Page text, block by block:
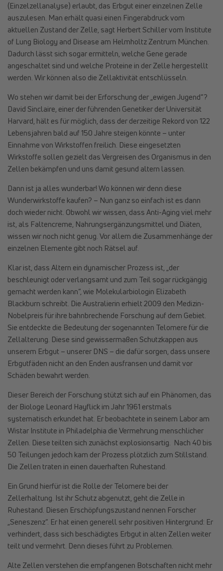
(Einzelzellanalyse) erlaubt, das Erbgut einer einzelnen Zelle
auszulesen. Man erhält quasi einen Fingerabdruck vom
aktuellen Zustand der Zelle, sagt Herbert Schiller vom Institute
of Lung Biology and Disease am Helmholtz Zentrum München.
Dadurch lässt sich sogar ermitteln, welche Gene gerade
angeschaltet sind und welche Proteine in der Zelle hergestellt
werden. Wir können also die Zellaktivität entschlüsseln.
Wo stehen wir damit bei der Erforschung der „ewigen Jugend“?
David Sinclaire, einer der führenden Genetiker der Universität
Harvard, hält es für möglich, dass der derzeitige Rekord von 122
Lebensjahren bald auf 150 Jahre steigen könnte – unter
Einnahme von Wirkstoffen freilich. Diese eingesetzten
Wirkstoffe sollen gezielt das Vergreisen des Organismus in den
Zellen bekämpfen und uns damit gesund altern lassen.
Dann ist ja alles wunderbar! Wo können wir denn diese
Wunderwirkstoffe kaufen? – Nun ganz so einfach ist es dann
doch wieder nicht. Obwohl wir wissen, dass Anti-Aging viel mehr
ist, als Faltencreme, Nahrungsergänzungsmittel und Diäten,
wissen wir noch nicht genug. Vor allem die Zusammenhänge der
einzelnen Elemente gibt noch Rätsel auf.
Klar ist, dass Altern ein dynamischer Prozess ist, „der
beschleunigt oder verlangsamt und zum Teil sogar rückgängig
gemacht werden kann“, wie Molekularbiologin Elizabeth
Blackburn schreibt. Die Australierin erhielt 2009 den Medizin-
Nobelpreis für ihre bahnbrechende Forschung auf dem Gebiet.
Sie entdeckte die Bedeutung der sogenannten Telomere für die
Zellalterung. Diese sind gewissermaßen Schutzkappen aus
unserem Erbgut – unserer DNS – die dafür sorgen, dass unsere
Erbgutfäden nicht an den Enden ausfransen und damit vor
Schäden bewahrt werden.
Dieser Bereich der Forschung stützt sich auf ein Phänomen, das
der Biologe Leonard Hayflick im Jahr 1961 erstmals
systematisch erkundet hat. Er beobachtete in seinem Labor am
Wistar Institute in Philadelphia die Vermehrung menschlicher
Zellen. Diese teilten sich zunächst explosionsartig. Nach 40 bis
50 Teilungen jedoch kam der Prozess plötzlich zum Stillstand.
Die Zellen traten in einen dauerhaften Ruhestand.
Ein Grund hierfür ist die Rolle der Telomere bei der
Zellerhaltung. Ist ihr Schutz abgenutzt, geht die Zelle in
Ruhestand. Diesen Erschöpfungszustand nennen Forscher
„Seneszenz“. Er hat einen generell sehr positiven Hintergrund: Er
verhindert, dass sich beschädigtes Erbgut in alten Zellen weiter
teilt und vermehrt. Denn dieses führt zu Problemen.
Alte Zellen verstehen die empfangenen Botschaften nicht mehr